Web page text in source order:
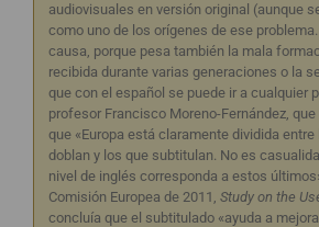
audiovisuales en versión original (aunque
como uno de los orígenes de ese
causa, porque pesa también la mala
recibida durante varias generaciones o la
que con el español se puede ir a cualquier
profesor Francisco Moreno-Fernández,
que «Europa está claramente dividida
doblan y los que subtitulan. No es
nivel de inglés corresponda a estos
Comisión Europea de 2011, Study on the
concluía que el subtitulado «ayuda a